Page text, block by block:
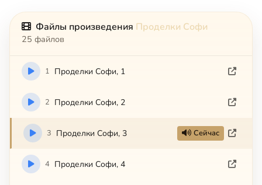
Файлы произведения Проделки Софи
25 файлов
1 Проделки Софи, 1
2 Проделки Софи, 2
3 Проделки Софи, 3 Сейчас
4 Проделки Софи, 4